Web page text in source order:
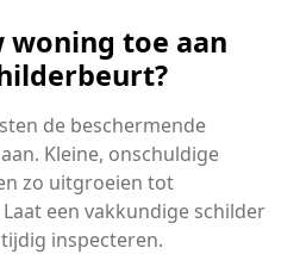
woning toe aan
de beschermende
Kleine, onschuldige
zo uitgroeien tot
een vakkundige schilder
inspecteren.